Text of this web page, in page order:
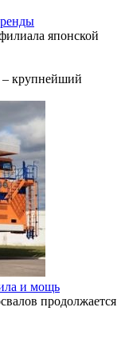
японской
крупнейший
и мощь
продолжается